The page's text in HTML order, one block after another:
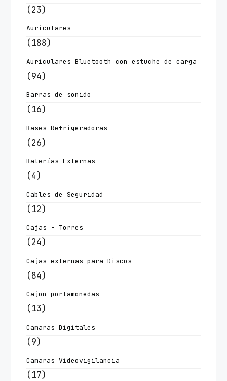
(23)
Auriculares
(188)
Auriculares Bluetooth con estuche de carga
(94)
Barras de sonido
(16)
Bases Refrigeradoras
(26)
Baterías Externas
(4)
Cables de Seguridad
(12)
Cajas - Torres
(24)
Cajas externas para Discos
(84)
Cajon portamonedas
(13)
Camaras Digitales
(9)
Camaras Videovigilancia
(17)